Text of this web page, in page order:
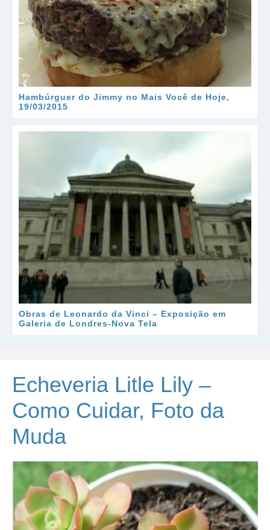
Hambúrguer do Jimmy no Mais Você de Hoje,
19/03/2015
Obras de Leonardo da Vinci – Exposição em
Galeria de Londres-Nova Tela
Echeveria Litle Lily –
Como Cuidar, Foto da
Muda